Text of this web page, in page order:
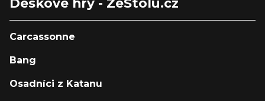
Carcassonne
Bang
Osadníci z Katanu